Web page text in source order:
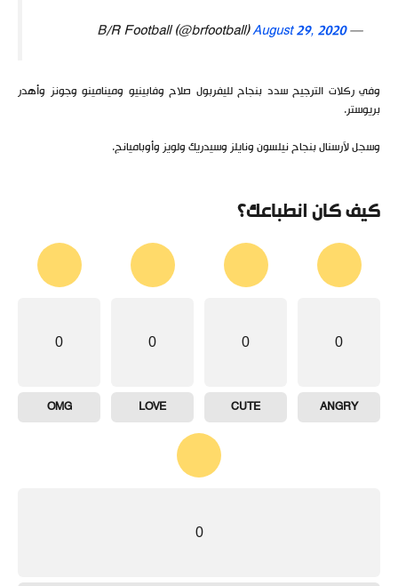
— B/R Football (@brfootball)
August 29, 2020
وفي ركلات الترجيح سدد بنجاح لليفربول صلاح وفابينيو ومينامينو وجونز وأهدر
بريوستر.
وسجل لآرسنال بنجاح نيلسون ونايلز وسيدريك ولويز وأوباميانج.
كيف كان انطباعك؟
0
ANGRY
0
CUTE
0
LOVE
0
OMG
0